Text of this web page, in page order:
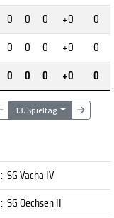
0 0 0 +0
0
0 0 0 +0
0
0 0 0 +0 0
13. Spieltag
: SG Vacha IV
: SG Oechsen II